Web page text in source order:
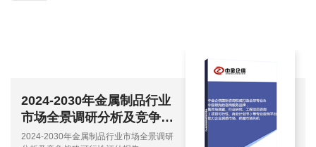
2024-2030年金属制品行业
市场全景调研分析及竞争战
略可行性评估报告
2024-2030年金属制品行业市场全景调研